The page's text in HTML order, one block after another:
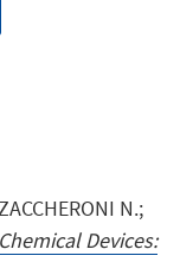
N.;
Devices: